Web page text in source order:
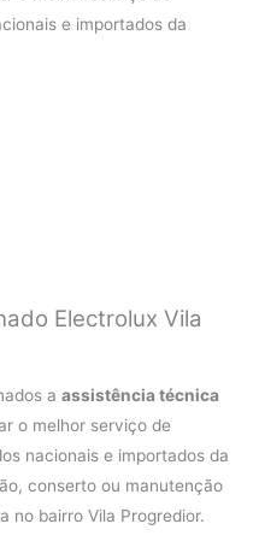
e importados da
Electrolux Vila
aassistência técnica
o melhor serviço de
nacionais e importados da
conserto ou manutenção
no bairro Vila Progredior.